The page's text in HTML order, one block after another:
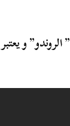
و يعتبر